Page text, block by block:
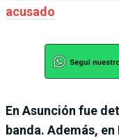
acusado
En Asunción fue
banda. Además,